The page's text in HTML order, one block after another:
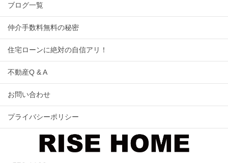
ブログ一覧
仲介手数料無料の秘密
住宅ローンに絶対の自信アリ！
不動産Q & A
お問い合わせ
プライバシーポリシー